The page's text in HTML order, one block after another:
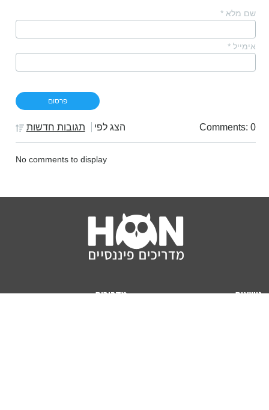
שם מלא *
אימייל *
Comments: 0 הצג לפי תגובות חדשות
No comments to display
נושאים
מדריכים